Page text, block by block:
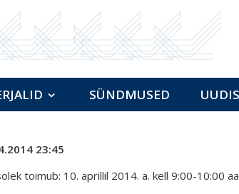
SÜNDMUSED
23:45
toimub: 10. aprillil 2014. a. kell 9:00-10:00